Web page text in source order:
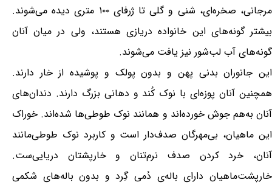
مرجانی، صخره‌ای، شنی و گلی تا ژرفای ۱۰۰ متری دیده می‌شوند.
بیشتر گونه‌های این خانواده دریازی هستند، ولی در میان آنان
گونه‌های آب لب‌شور نیز یافت می‌شوند.
این جانوران بدنی پهن و بدون پولک و پوشیده از خار دارند.
همچنین آنان پوزه‌ای با نوک کُند و دهانی بزرگ دارند. دندان‌های
آنان به‌هم جوش خورده‌اند و همانند نوک طوطی‌ها شده‌اند. خوراک
این ماهیان، بی‌مهرگان صدف‌دار است و کاربرد نوک طوطی‌مانند
آنان، خرد کردن صدف نرم‌تنان و خارپشتان دریایی‌ست.
خارپشت‌ماهیان دارای باله‌ی دُمی گِرد و بدون باله‌های شکمی